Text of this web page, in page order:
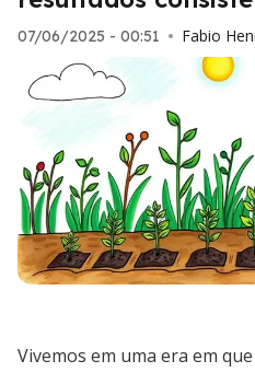
07/06/2025 - 00:51 • Fabio
Vivemos em uma era em